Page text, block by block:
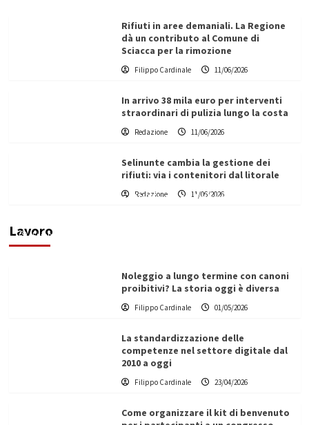
Rifiuti in aree demaniali. La Regione
dà un contributo al Comune di
Sciacca per la rimozione
Filippo Cardinale 11/06/2026
In arrivo 38 mila euro per interventi
straordinari di pulizia lungo la costa
Redazione 11/06/2026
Selinunte cambia la gestione dei
rifiuti: via i contenitori dal litorale
Redazione 11/06/2026
Lavoro
Vino in Italia: il giro d’affari contribuisce
Filippo Cardinale
Noleggio a lungo termine con canoni
proibitivi? La storia oggi è diversa
Filippo Cardinale 01/05/2026
La standardizzazione delle
competenze nel settore digitale dal
2010 a oggi
Filippo Cardinale 23/04/2026
Come organizzare il kit di benvenuto